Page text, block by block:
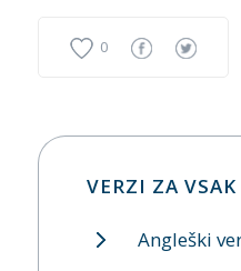
0
VERZI ZA
Angleški